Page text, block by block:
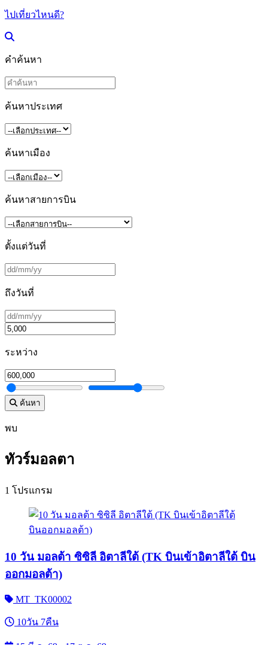
ไปเที่ยวไหนดี?
คำค้นหา
ค้นหาประเทศ
ค้นหาเมือง
ค้นหาสายการบิน
ตั้งแต่วันที่
ถึงวันที่
ระหว่าง
ค้นหา
พบ
ทัวร์มอลตา
1 โปรแกรม
10 วัน มอลต้า ซิซิลี อิตาลีใต้ (TK บินเข้าอิตาลีใต้ บิน
ออกมอลต้า)
MT_TK00002
10วัน 7คืน